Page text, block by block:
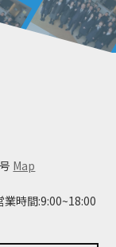
Map
業時間:9:00~18:00